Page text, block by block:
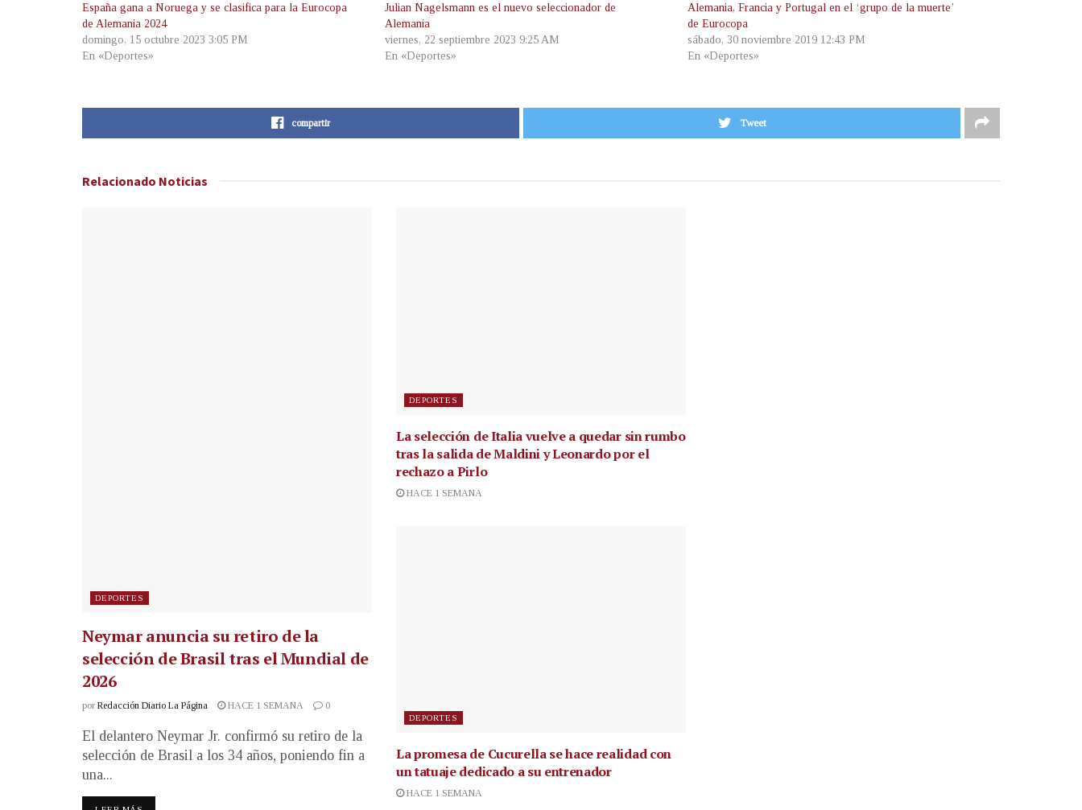
España gana a Noruega y se clasifica para la Eurocopa
de Alemania 2024
domingo, 15 octubre 2023 3:05 PM
En «Deportes»
Julian Nagelsmann es el nuevo seleccionador de
Alemania
viernes, 22 septiembre 2023 9:25 AM
En «Deportes»
Alemania, Francia y Portugal en el ‘grupo de la muerte’
de Eurocopa
sábado, 30 noviembre 2019 12:43 PM
En «Deportes»
compartir Tweet
Relacionado Noticias
DEPORTES
Neymar anuncia su retiro de la
selección de Brasil tras el Mundial de
2026
por Redacción Diario La Página HACE 1 SEMANA 0
El delantero Neymar Jr. confirmó su retiro de la
selección de Brasil a los 34 años, poniendo fin a
una...
DEPORTES
La selección de Italia vuelve a quedar sin rumbo
tras la salida de Maldini y Leonardo por el
rechazo a Pirlo
HACE 1 SEMANA
DEPORTES
La promesa de Cucurella se hace realidad con
un tatuaje dedicado a su entrenador
HACE 1 SEMANA